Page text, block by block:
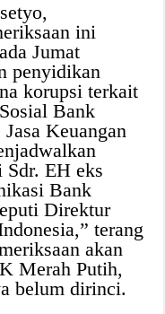
ini
Jumat
penyidikan
korupsi terkait
Bank
Keuangan
Sdr. EH eks
Bank
Direktur
terang
akan
Merah Putih,
belum dirinci.